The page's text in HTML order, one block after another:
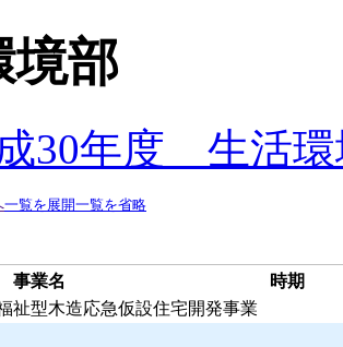
境部
30年度 生活環
一覧を展開一覧を省略
事業名
時期
祉型木造応急仮設住宅開発事業